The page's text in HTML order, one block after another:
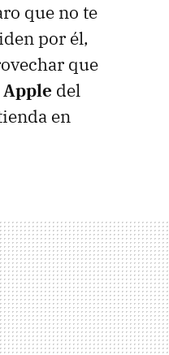
que no te
por él,
que
del
en